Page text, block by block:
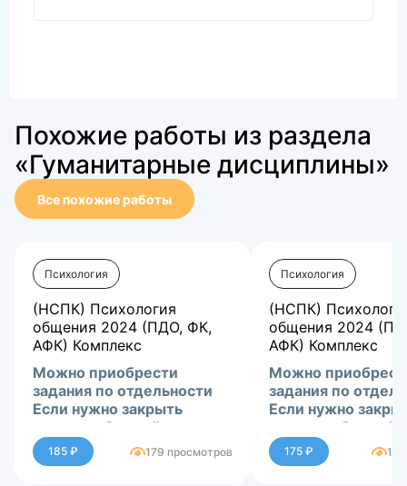
Похожие работы из раздела
«Гуманитарные дисциплины»
Все похожие работы
Психология
(НСПК) Психология
общения 2024 (ПДО, ФК,
АФК) Комплекс
Можно приобрести
задания по отдельности
Если нужно закрыть
сессию-обращайтесь в
ЛС.185 ₽ 179 просмотров
Психология
(НСПК)
общения 2024
АФК) Комплекс
Можно
задания по
Если нужно
сессию-
ЛС.175 ₽